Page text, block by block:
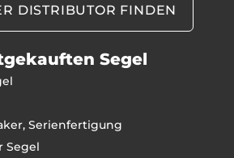
DISTRIBUTOR FINDEN
Segel
Serienfertigung
Segel